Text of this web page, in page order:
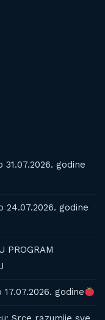
godine
godine
PROGRAM
godine